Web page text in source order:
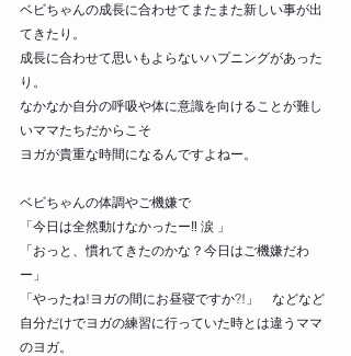
ベビちゃんの成長に合わせてまたまた新しい事が出
てきたり。
成長に合わせて思いもよらないハプニングがあった
り。
なかなか自分の呼吸や体に意識を向けることが難し
いママたちだからこそ
ヨガが貴重な時間になるんですよねー。
ベビちゃんの体調やご機嫌で
「今日は全然動けなかったー‼ 涙 」
「おっと、慣れてきたのかな？今日はご機嫌だわ
ー」
「やったね!ヨガの間にお昼寝ですか?!」　などなど
自分だけでヨガの練習に行っていた時とは違うママ
のヨガ。